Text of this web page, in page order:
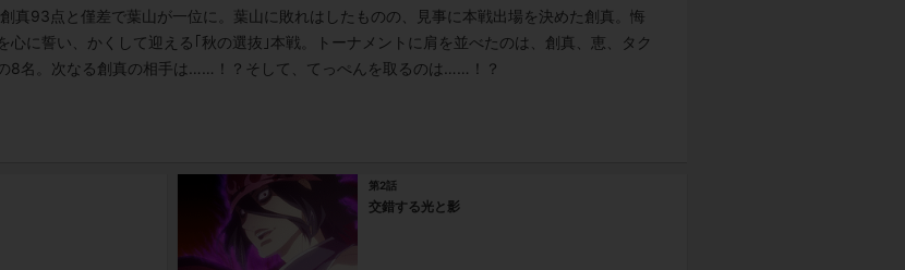
真93点と僅差で葉山が一位に。葉山に敗れはしたものの、見事に本戦出場を決めた創真。悔
心に誓い、かくして迎える｢秋の選抜｣本戦。トーナメントに肩を並べたのは、創真、恵、タク
8名。次なる創真の相手は……！？そして、てっぺんを取るのは……！？
第2話
交錯する光と影